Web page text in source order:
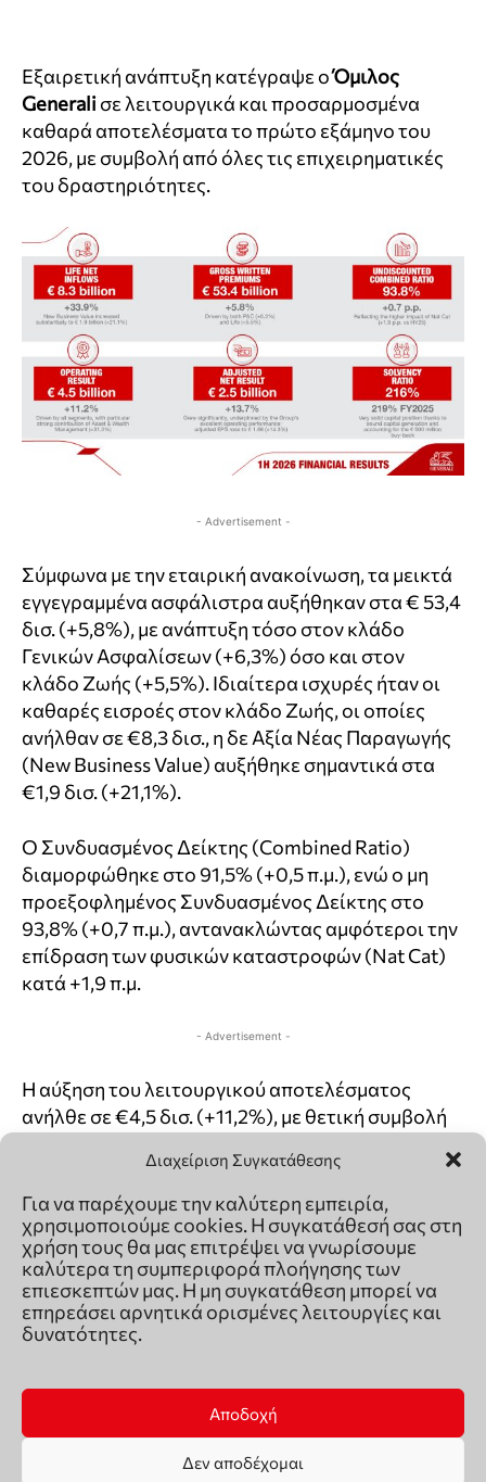
Διαχείριση Συγκατάθεσης
Για να παρέχουμε την καλύτερη εμπειρία,
χρησιμοποιούμε cookies. Η συγκατάθεσή σας στη
χρήση τους θα μας επιτρέψει να γνωρίσουμε
καλύτερα τη συμπεριφορά πλοήγησης των
επιεσκεπτών μας. Η μη συγκατάθεση μπορεί να
επηρεάσει αρνητικά ορισμένες λειτουργίες και
δυνατότητες.
Αποδοχή
Δεν αποδέχομαι